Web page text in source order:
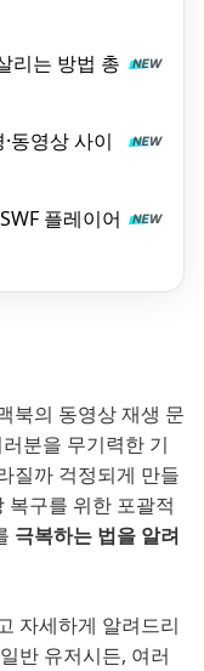
리는 방법 총
동영상 사이
플레이어
북의 동영상 재생 문
분을 무기력한 기
질까 걱정되게 만들
복구를 위한 포괄적
극복하는 법을 알려
자세하게 알려드리
반 유저시든, 여러